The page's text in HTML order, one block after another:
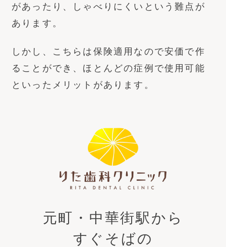
があったり、しゃべりにくいという難点が
あります。
しかし、こちらは保険適用なので安価で作
ることができ、ほとんどの症例で使用可能
といったメリットがあります。
元町・中華街駅から
すぐそばの